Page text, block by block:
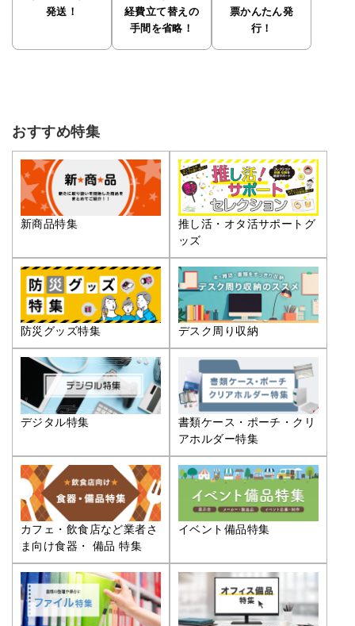
発送！
経費立て替えの
手間を省略！
票かんたん発
行！
おすすめ特集
新商品特集
推し活・オタ活サポートグ
ッズ
防災グッズ特集 デスク周り収納
デジタル特集
書類ケース・ポーチ・クリ
アホルダー特集
カフェ・飲食店など業者さ
ま向け食器・ 備品 特集
イベント備品特集